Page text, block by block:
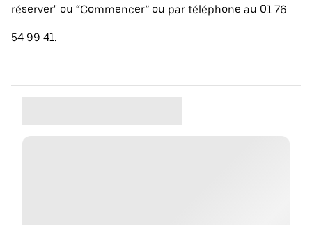
réserver" ou “Commencer” ou par téléphone au 01 76
54 99 41.